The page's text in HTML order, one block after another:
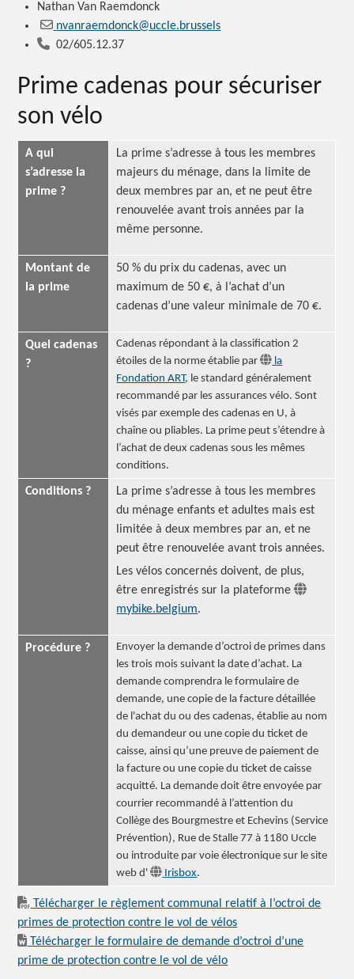
Nathan Van Raemdonck
nvanraemdonck@uccle.brussels
02/605.12.37
Prime cadenas pour sécuriser
son vélo
A qui
s’adresse la
prime ?
La prime s’adresse à tous les membres
majeurs du ménage, dans la limite de
deux membres par an, et ne peut être
renouvelée avant trois années par la
même personne.
Montant de
la prime
50 % du prix du cadenas, avec un
maximum de 50 €, à l’achat d’un
cadenas d’une valeur minimale de 70 €.
Quel cadenas
?
Cadenas répondant à la classification 2
étoiles de la norme établie par
la
Fondation ART, le standard généralement
recommandé par les assurances vélo. Sont
visés par exemple des cadenas en U, à
chaîne ou pliables. La prime peut s’étendre à
l’achat de deux cadenas sous les mêmes
conditions.
Conditions ?
La prime s’adresse à tous les membres
du ménage enfants et adultes mais est
limitée à deux membres par an, et ne
peut être renouvelée avant trois années.
Les vélos concernés doivent, de plus,
être enregistrés sur la plateforme
mybike.belgium.
Procédure ?
Envoyer la demande d’octroi de primes dans
les trois mois suivant la date d’achat. La
demande comprendra le formulaire de
demande, une copie de la facture détaillée
de l'achat du ou des cadenas, établie au nom
du demandeur ou une copie du ticket de
caisse, ainsi qu’une preuve de paiement de
la facture ou une copie du ticket de caisse
acquitté. La demande doit être envoyée par
courrier recommandé à l’attention du
Collège des Bourgmestre et Echevins (Service
Prévention), Rue de Stalle 77 à 1180 Uccle
ou introduite par voie électronique sur le site
web d'
Irisbox.
Télécharger le règlement communal relatif à l’octroi de
primes de protection contre le vol de vélos
Télécharger le formulaire de demande d’octroi d’une
prime de protection contre le vol de vélo